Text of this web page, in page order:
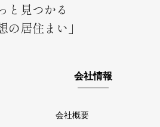
と見つかる
の居住まい」
会社情報
会社概要